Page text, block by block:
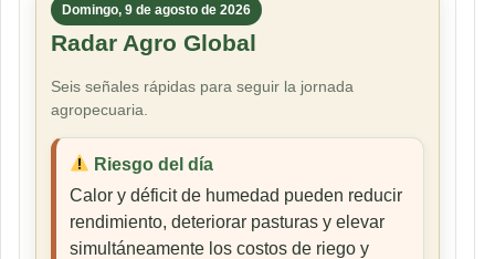
Domingo, 9 de agosto de 2026
Radar Agro Global
Seis señales rápidas para seguir la jornada
agropecuaria.
Riesgo del día
Calor y déficit de humedad pueden reducir
rendimiento, deteriorar pasturas y elevar
simultáneamente los costos de riego y